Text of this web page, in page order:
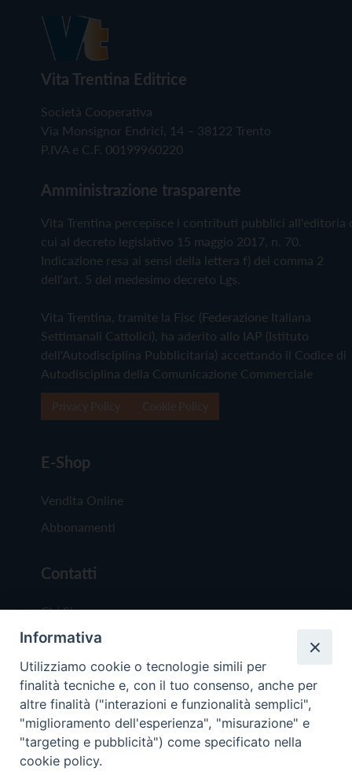
Vita Trentina Editrice
Società Cooperativa
Via Monsignor Endrici, 14 – 38122 Trento
P.IVA e C.F. 00199960220
Amministrazione trasparente
Vita Trentina percepisce i contributi pubblici all'editoria
cui al decreto legislativo 15 maggio 2017, n. 70.
Indicazione resa ai sensi della lettera f) del comma 2
dell'art. 5 del medesimo decreto Lgs.
Vita Trentina, tramite la Fisc (Federazione Italiana
Settimanali Cattolici), ha aderito allo IAP (Istituto
dell'Autodisciplina Pubblicitaria) accettando il Codice di
Autodisciplina della Comunicazione Commerciale
E-Shop
Vendita Online
Abbonamenti
Contatti
Chi Siamo
Redazione
Scrivici
Copyright © 2019 - Tutti i diritti riservati - Vita
Informativa
Utilizziamo cookie o tecnologie simili per
finalità tecniche e, con il tuo consenso, anche per
altre finalità ("interazioni e funzionalità semplici",
"miglioramento dell'esperienza", "misurazione" e
"targeting e pubblicità") come specificato nella
cookie policy.